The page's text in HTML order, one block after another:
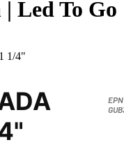
Led To Go
1/4"